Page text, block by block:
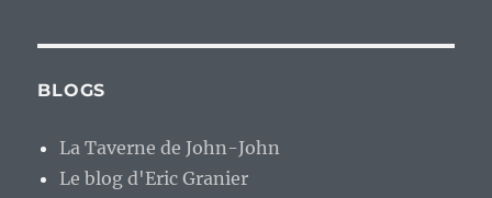
BLOGS
La Taverne de John-John
Le blog d'Eric Granier